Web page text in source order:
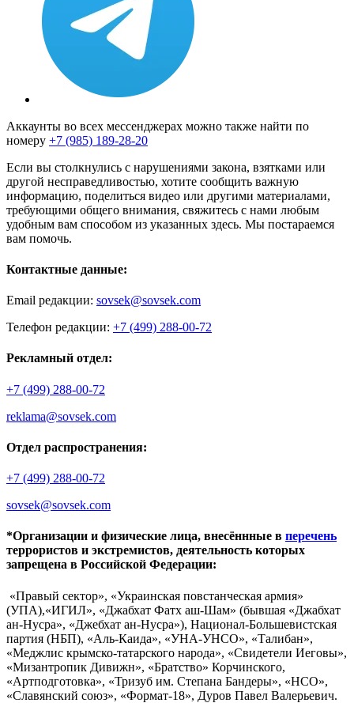
Аккаунты во всех мессенджерах можно также найти по
номеру +7 (985) 189-28-20
Если вы столкнулись с нарушениями закона, взятками или
другой несправедливостью, хотите сообщить важную
информацию, поделиться видео или другими материалами,
требующими общего внимания, свяжитесь с нами любым
удобным вам способом из указанных здесь. Мы постараемся
вам помочь.
Контактные данные:
Email редакции: sovsek@sovsek.com
Телефон редакции: +7 (499) 288-00-72
Рекламный отдел:
+7 (499) 288-00-72
reklama@sovsek.com
Отдел распространения:
+7 (499) 288-00-72
sovsek@sovsek.com
*Организации и физические лица, внесённные в перечень
террористов и экстремистов, деятельность которых
запрещена в Российской Федерации:
«Правый сектор», «Украинская повстанческая армия»
(УПА),«ИГИЛ», «Джабхат Фатх аш-Шам» (бывшая «Джабхат
ан-Нусра», «Джебхат ан-Нусра»), Национал-Большевистская
партия (НБП), «Аль-Каида», «УНА-УНСО», «Талибан»,
«Меджлис крымско-татарского народа», «Свидетели Иеговы»,
«Мизантропик Дивижн», «Братство» Корчинского,
«Артподготовка», «Тризуб им. Степана Бандеры», «НСО»,
«Славянский союз», «Формат-18», Дуров Павел Валерьевич.